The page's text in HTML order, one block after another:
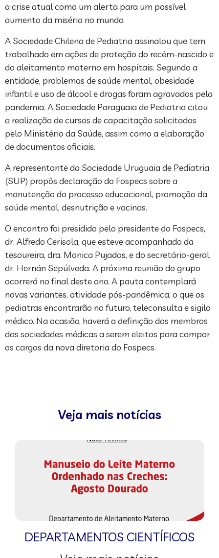
a crise atual como um alerta para um possível
aumento da miséria no mundo.
A Sociedade Chilena de Pediatria assinalou que tem
trabalhado em ações de proteção do recém-nascido e
do aleitamento materno em hospitais. Segundo a
entidade, problemas de saúde mental, obesidade
infantil e uso de álcool e drogas foram agravados pela
pandemia. A Sociedade Paraguaia de Pediatria citou
a realização de cursos de capacitação solicitados
pelo Ministério da Saúde, assim como a elaboração
de documentos oficiais.
A representante da Sociedade Uruguaia de Pediatria
(SUP) propôs declaração do Fospecs sobre a
manutenção do processo educacional, promoção da
saúde mental, desnutrição e vacinas.
O encontro foi presidido pelo presidente do Fospecs,
dr. Alfredo Cerisola, que esteve acompanhado da
tesoureira, dra. Monica Pujadas, e do secretário-geral,
dr. Hernán Sepúlveda. A próxima reunião do grupo
ocorrerá no final deste ano. A pauta contemplará
novas variantes, atividade pós-pandêmica, o que os
pediatras encontrarão no futuro, teleconsulta e sigilo
médico. Na ocasião, haverá a definição dos membros
das sociedades médicas a serem eleitos para compor
os cargos da nova diretoria do Fospecs.
Veja mais notícias
DEPARTAMENTOS CIENTÍFICOS